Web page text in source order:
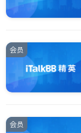
会员
会员